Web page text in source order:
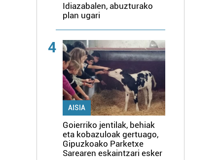
Idiazabalen, abuzturako
plan ugari
4
AISIA
Goierriko jentilak, behiak
eta kobazuloak gertuago,
Gipuzkoako Parketxe
Sarearen eskaintzari esker